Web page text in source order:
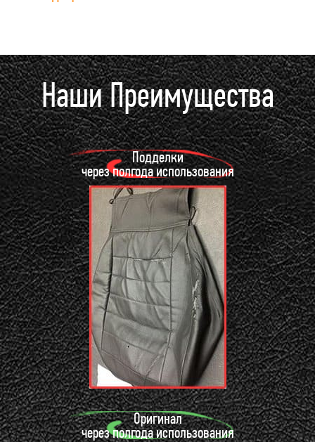
Наши Преимущества
Подделки
через полгода использования
Оригинал
через полгода использования